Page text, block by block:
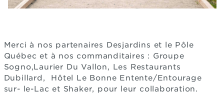
Merci à nos partenaires Desjardins et le Pôle
Québec et à nos commanditaires : Groupe
Sogno,Laurier Du Vallon, Les Restaurants
Dubillard, Hôtel Le Bonne Entente/Entourage
sur- le-Lac et Shaker, pour leur collaboration.